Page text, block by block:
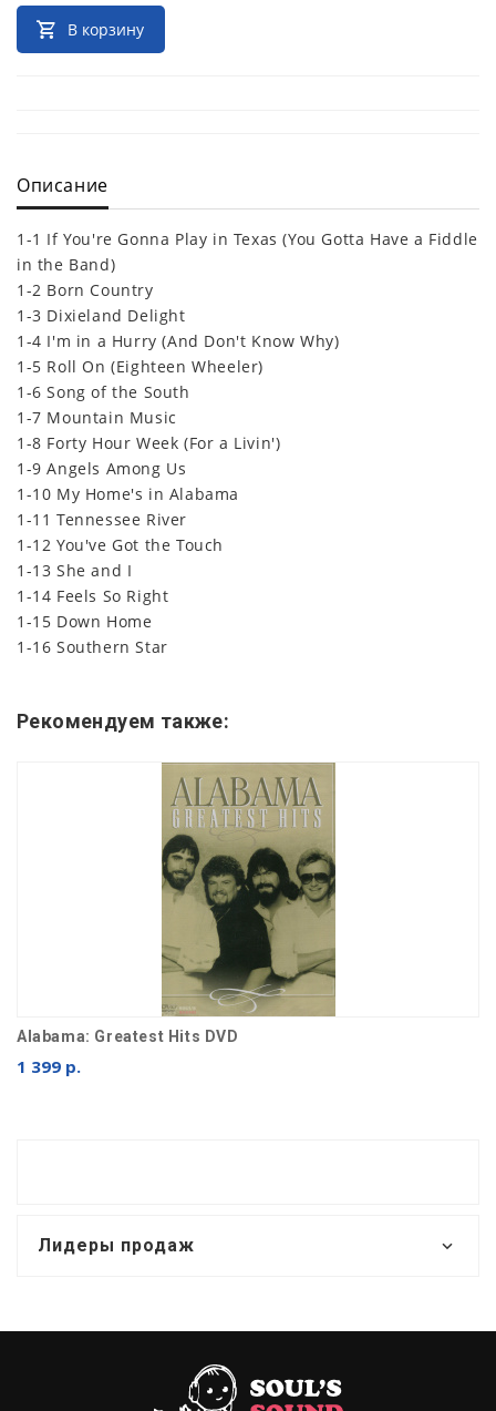
В корзину
Описание
1-1 If You're Gonna Play in Texas (You Gotta Have a Fiddle
in the Band)
1-2 Born Country
1-3 Dixieland Delight
1-4 I'm in a Hurry (And Don't Know Why)
1-5 Roll On (Eighteen Wheeler)
1-6 Song of the South
1-7 Mountain Music
1-8 Forty Hour Week (For a Livin')
1-9 Angels Among Us
1-10 My Home's in Alabama
1-11 Tennessee River
1-12 You've Got the Touch
1-13 She and I
1-14 Feels So Right
1-15 Down Home
1-16 Southern Star
Рекомендуем также:
Alabama: Greatest Hits DVD
1 399 р.
Лидеры продаж